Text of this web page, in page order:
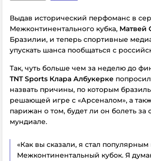
Выдав исторический перфоманс в
Межконтинентального кубка, Матвей
Бразилии, и теперь спортивные
упускать шанса пообщаться с
Так, чуть больше чем за неделю до
TNT Sports Клара Албукерке
назвать причины, по которым
решающей игре с «Арсеналом», а
парижан о том, будет ли он болеть
мундиале.
«Как вы сказали, я стал
Межконтинентальный кубок. Я